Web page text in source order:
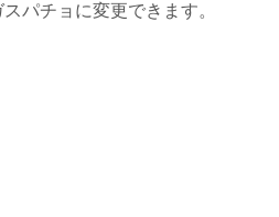
パチョに変更できます。